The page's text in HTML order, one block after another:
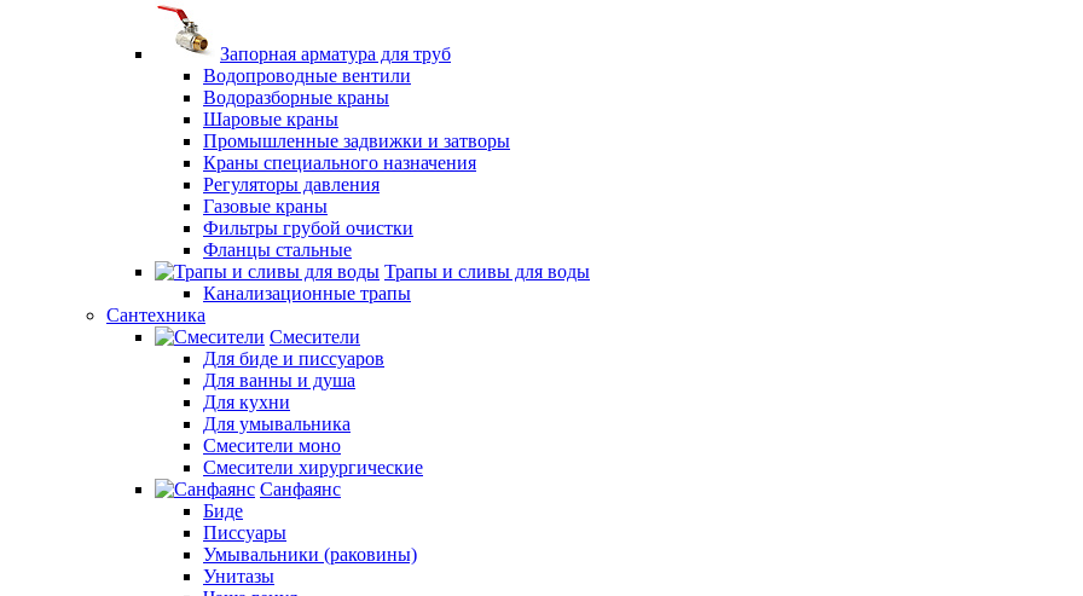
Запорная арматура для труб
Водопроводные вентили
Водоразборные краны
Шаровые краны
Промышленные задвижки и затворы
Краны специального назначения
Регуляторы давления
Газовые краны
Фильтры грубой очистки
Фланцы стальные
Трапы и сливы для воды
Канализационные трапы
Сантехника
Смесители
Для биде и писсуаров
Для ванны и душа
Для кухни
Для умывальника
Смесители моно
Смесители хирургические
Санфаянс
Биде
Писсуары
Умывальники (раковины)
Унитазы